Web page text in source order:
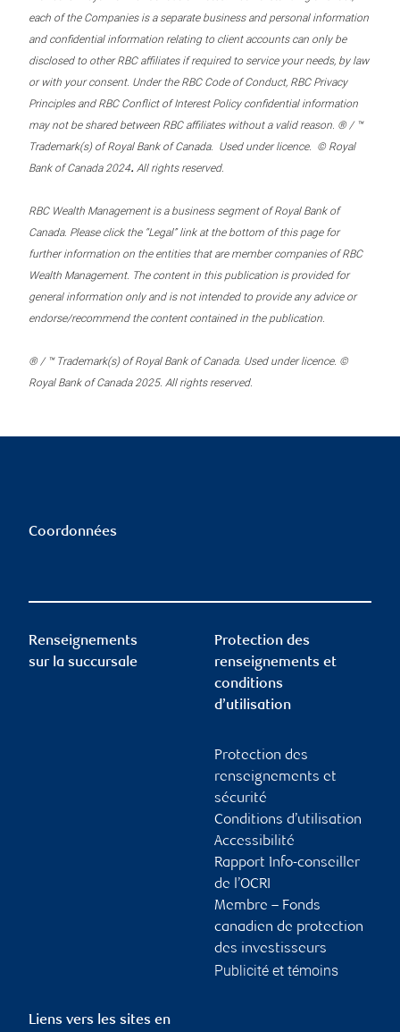
each of the Companies is a separate business and personal information
and confidential information relating to client accounts can only be
disclosed to other RBC affiliates if required to service your needs, by law
or with your consent. Under the RBC Code of Conduct, RBC Privacy
Principles and RBC Conflict of Interest Policy confidential information
may not be shared between RBC affiliates without a valid reason. ® / ™
Trademark(s) of Royal Bank of Canada. Used under licence. © Royal
Bank of Canada 2024. All rights reserved.
RBC Wealth Management is a business segment of Royal Bank of
Canada. Please click the “Legal” link at the bottom of this page for
further information on the entities that are member companies of RBC
Wealth Management. The content in this publication is provided for
general information only and is not intended to provide any advice or
endorse/recommend the content contained in the publication.
® / ™ Trademark(s) of Royal Bank of Canada. Used under licence. ©
Royal Bank of Canada 2025. All rights reserved.
Coordonnées
Renseignements
sur la succursale
Protection des
renseignements et
conditions
d’utilisation
Protection des
renseignements et
sécurité
Conditions d’utilisation
Accessibilité
Rapport Info-conseiller
de l’OCRI
Membre – Fonds
canadien de protection
des investisseurs
Publicité et témoins
Liens vers les sites en